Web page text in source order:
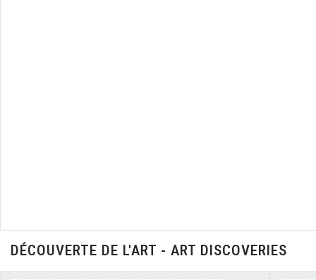
DÉCOUVERTE DE L'ART - ART DISCOVERIES